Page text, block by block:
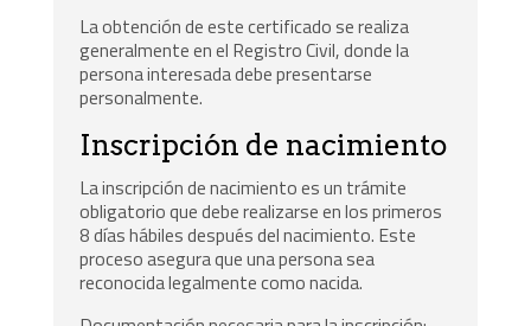
La obtención de este certificado se realiza
generalmente en el Registro Civil, donde la
persona interesada debe presentarse
personalmente.
Inscripción de nacimiento
La inscripción de nacimiento es un trámite
obligatorio que debe realizarse en los primeros
8 días hábiles después del nacimiento. Este
proceso asegura que una persona sea
reconocida legalmente como nacida.